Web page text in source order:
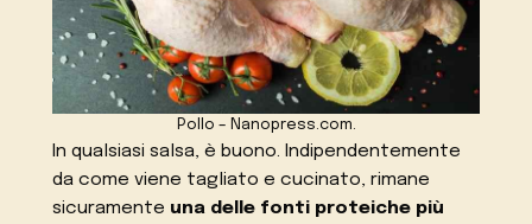
Pollo – Nanopress.com.
In qualsiasi salsa, è buono. Indipendentemente
da come viene tagliato e cucinato, rimane
sicuramente una delle fonti proteiche più